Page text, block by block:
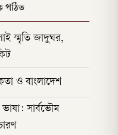
পঠিত
স্মৃতি জাদুঘর,
ও বাংলাদেশ
ভাষা: সার্বভৌম